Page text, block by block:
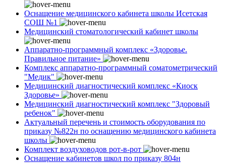
Оснащение медицинского кабинета школы Исетская
СОШ №1
Медицинский стоматологический кабинет школы
Аппаратно-программный комплекс «Здоровье.
Правильное питание»
Комплекс аппаратно-программный соматометрический
"Медик"
Медицинский диагностический комплекс «Киоск
Здоровье»
Медицинский диагностический комплекс "Здоровый
ребенок"
Актуальный перечень и стоимость оборудования по
приказу №822н по оснащению медицинского кабинета
школы
Комплект воздуховодов рот-в-рот
Оснащение кабинетов школ по приказу 804н